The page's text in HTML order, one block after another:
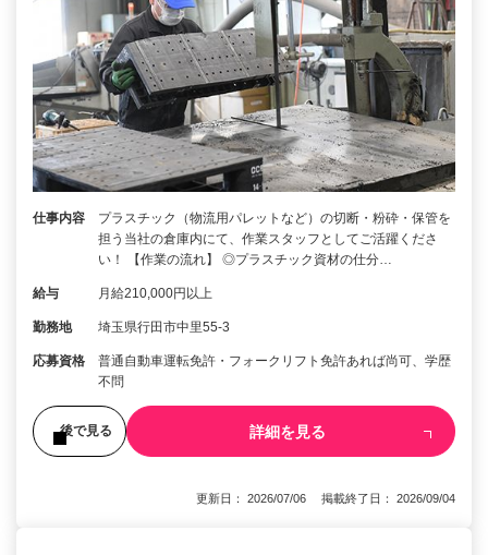
仕事内容
プラスチック（物流用パレットなど）の切断・粉砕・保管を
担う当社の倉庫内にて、作業スタッフとしてご活躍くださ
い！ 【作業の流れ】 ◎プラスチック資材の仕分…
給与 月給210,000円以上
勤務地 埼玉県行田市中里55-3
応募資格
普通自動車運転免許・フォークリフト免許あれば尚可、学歴
不問
後で見る 詳細を見る
更新日： 2026/07/06 掲載終了日： 2026/09/04